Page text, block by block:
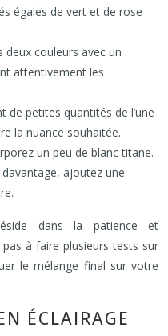
égales de vert et de rose
deux couleurs avec un
attentivement les
de petites quantités de l’une
la nuance souhaitée.
un peu de blanc titane.
ajoutez une
dans la patience et
pas à faire plusieurs tests sur
le mélange final sur votre
ÉCLAIRAGE